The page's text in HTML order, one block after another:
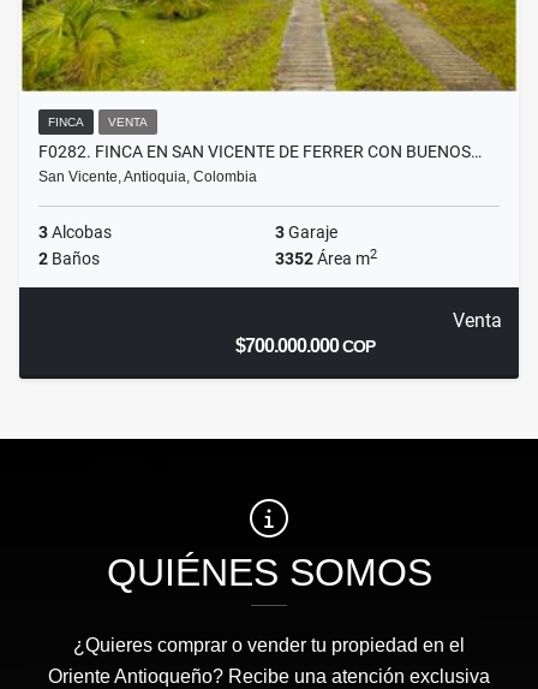
FINCA VENTA
F0282. FINCA EN SAN VICENTE DE FERRER CON BUENOS…
San Vicente, Antioquia, Colombia
3Alcobas 3Garaje
2 Baños 3352Área m2
Venta
$700.000.000COP
QUIÉNES SOMOS
¿Quieres comprar o vender tu propiedad en el
Oriente Antioqueño? Recibe una atención exclusiva